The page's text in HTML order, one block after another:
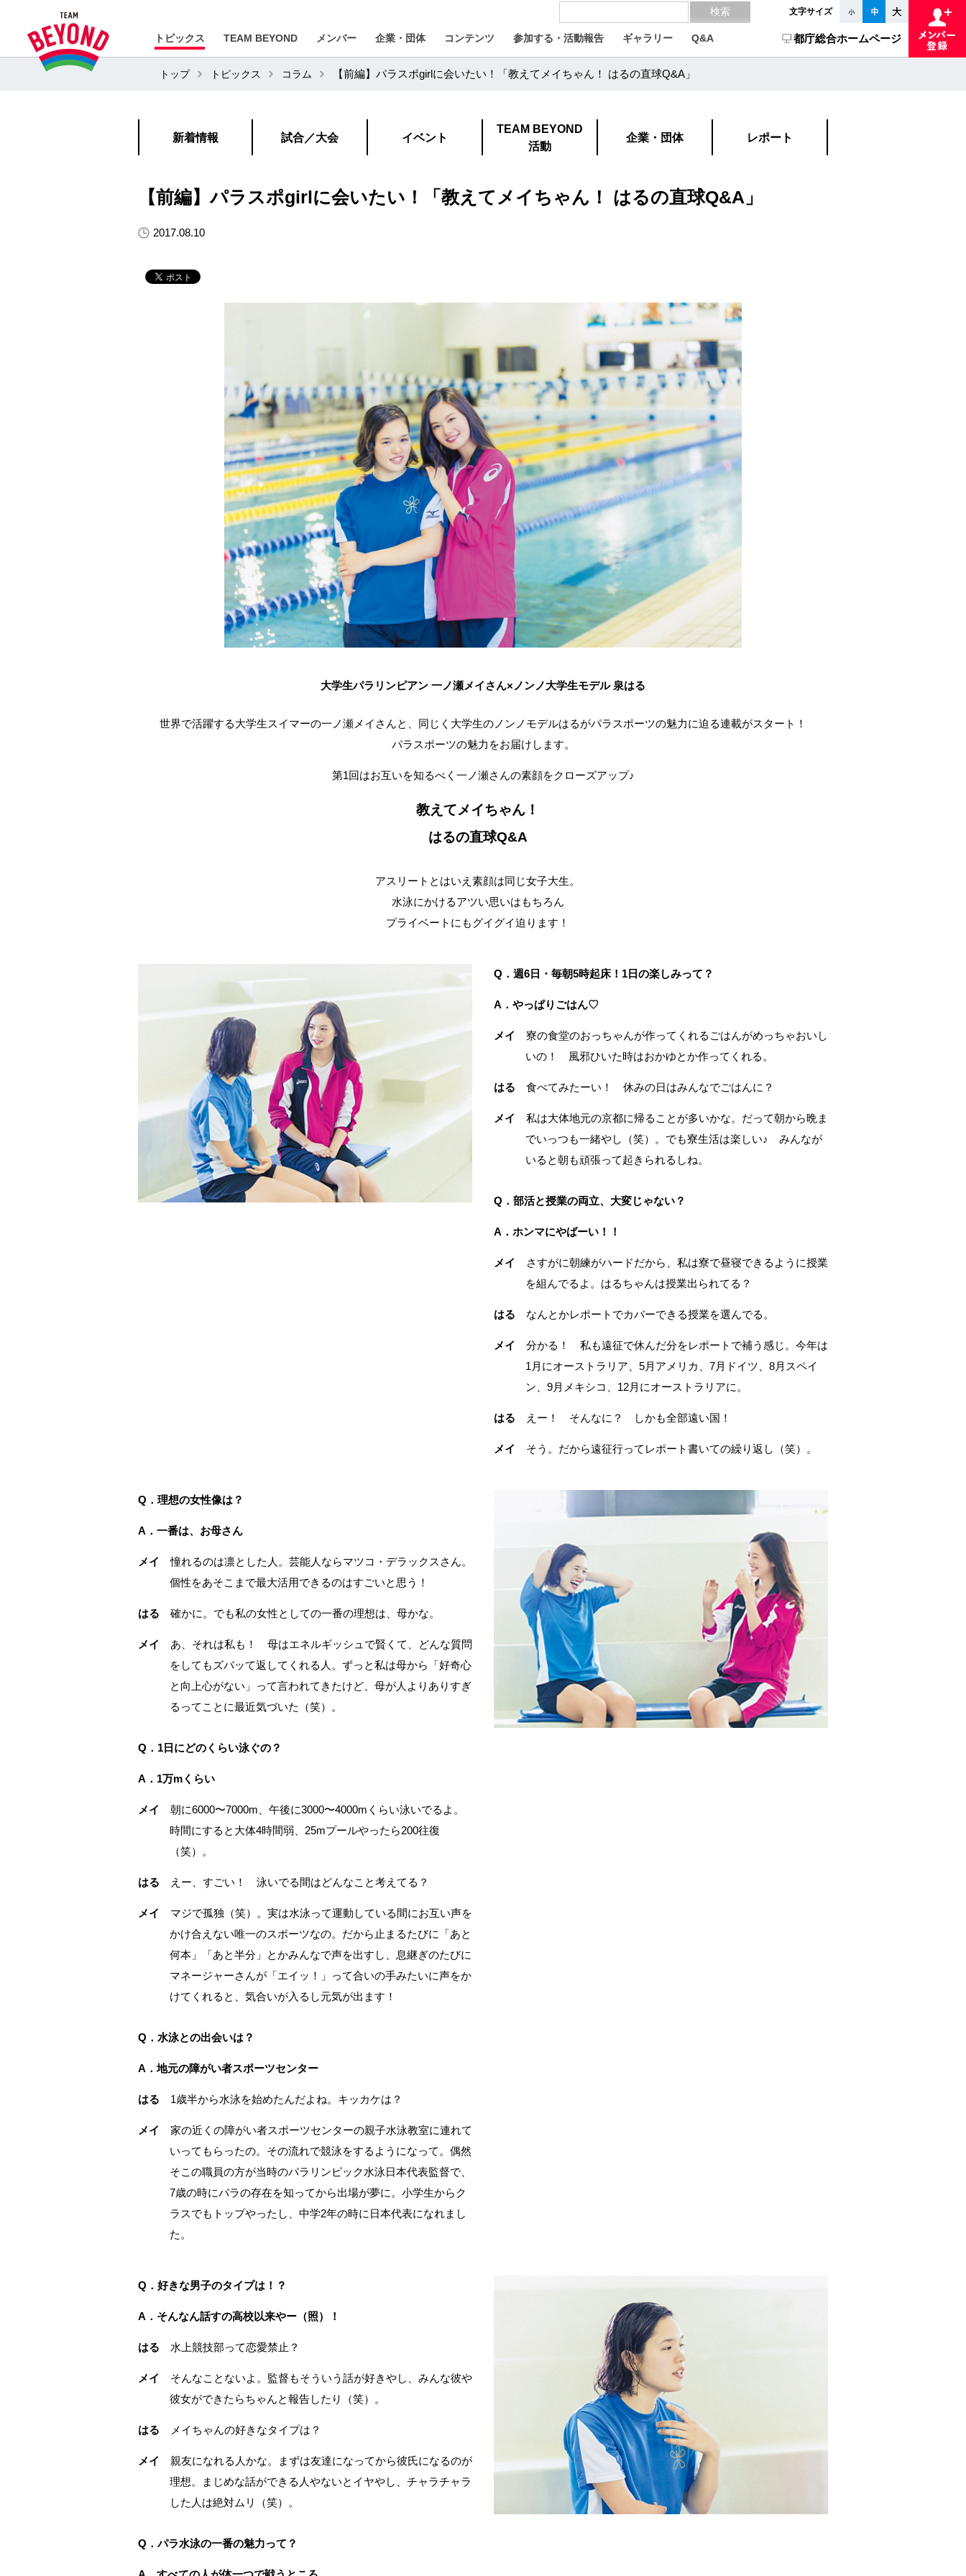
文字サイズ
トピックス TEAM BEYOND メンバー 企業・団体 コンテンツ 参加する・活動報告 ギャラリー Q&A 都庁総合ホームページ
トップ トピックス コラム 【前編】パラスポgirlに会いたい！「教えてメイちゃん！ はるの直球Q&A」
新着情報 試合／大会 イベント
TEAM BEYOND
活動
企業・団体 レポート
【前編】パラスポgirlに会いたい！「教えてメイちゃん！ はるの直球Q&A」
2017.08.10
大学生パラリンピアン 一ノ瀬メイさん×ノンノ大学生モデル 泉はる
世界で活躍する大学生スイマーの一ノ瀬メイさんと、同じく大学生のノンノモデルはるがパラスポーツの魅力に迫る連載がスタート！
パラスポーツの魅力をお届けします。
第1回はお互いを知るべく一ノ瀬さんの素顔をクローズアップ♪
教えてメイちゃん！
はるの直球Q&A
アスリートとはいえ素顔は同じ女子大生。
水泳にかけるアツい思いはもちろん
プライベートにもグイグイ迫ります！
Q．週6日・毎朝5時起床！1日の楽しみって？
A．やっぱりごはん♡
メイ
寮の食堂のおっちゃんが作ってくれるごはんがめっちゃおいし
いの！ 風邪ひいた時はおかゆとか作ってくれる。
はる 食べてみたーい！ 休みの日はみんなでごはんに？
メイ
私は大体地元の京都に帰ることが多いかな。だって朝から晩ま
でいっつも一緒やし（笑）。でも寮生活は楽しい♪ みんなが
いると朝も頑張って起きられるしね。
Q．部活と授業の両立、大変じゃない？
A．ホンマにやばーい！！
メイ
さすがに朝練がハードだから、私は寮で昼寝できるように授業
を組んでるよ。はるちゃんは授業出られてる？
はる なんとかレポートでカバーできる授業を選んでる。
メイ
分かる！ 私も遠征で休んだ分をレポートで補う感じ。今年は
1月にオーストラリア、5月アメリカ、7月ドイツ、8月スペイ
ン、9月メキシコ、12月にオーストラリアに。
はる えー！ そんなに？ しかも全部遠い国！
メイ そう。だから遠征行ってレポート書いての繰り返し（笑）。
Q．理想の女性像は？
A．一番は、お母さん
メイ
憧れるのは凛とした人。芸能人ならマツコ・デラックスさん。
個性をあそこまで最大活用できるのはすごいと思う！
はる 確かに。でも私の女性としての一番の理想は、母かな。
メイ
あ、それは私も！ 母はエネルギッシュで賢くて、どんな質問
をしてもズバッて返してくれる人。ずっと私は母から「好奇心
と向上心がない」って言われてきたけど、母が人よりありすぎ
るってことに最近気づいた（笑）。
Q．1日にどのくらい泳ぐの？
A．1万mくらい
メイ
朝に6000〜7000m、午後に3000〜4000mくらい泳いでるよ。
時間にすると大体4時間弱、25mプールやったら200往復
（笑）。
はる えー、すごい！ 泳いでる間はどんなこと考えてる？
メイ
マジで孤独（笑）。実は水泳って運動している間にお互い声を
かけ合えない唯一のスポーツなの。だから止まるたびに「あと
何本」「あと半分」とかみんなで声を出すし、息継ぎのたびに
マネージャーさんが「エイッ！」って合いの手みたいに声をか
けてくれると、気合いが入るし元気が出ます！
Q．水泳との出会いは？
A．地元の障がい者スポーツセンター
はる 1歳半から水泳を始めたんだよね。キッカケは？
メイ
家の近くの障がい者スポーツセンターの親子水泳教室に連れて
いってもらったの。その流れで競泳をするようになって。偶然
そこの職員の方が当時のパラリンピック水泳日本代表監督で、
7歳の時にパラの存在を知ってから出場が夢に。小学生からク
ラスでもトップやったし、中学2年の時に日本代表になれまし
た。
Q．好きな男子のタイプは！？
A．そんなん話すの高校以来やー（照）！
はる 水上競技部って恋愛禁止？
メイ
そんなことないよ。監督もそういう話が好きやし、みんな彼や
彼女ができたらちゃんと報告したり（笑）。
はる メイちゃんの好きなタイプは？
メイ
親友になれる人かな。まずは友達になってから彼氏になるのが
理想。まじめな話ができる人やないとイヤやし、チャラチャラ
した人は絶対ムリ（笑）。
Q．パラ水泳の一番の魅力って？